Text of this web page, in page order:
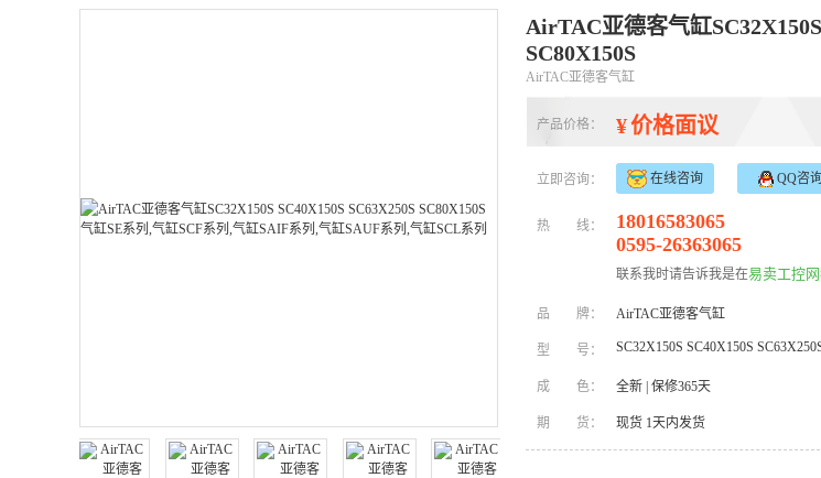
AirTAC亚德客气缸
SC80X150S
AirTAC亚德客气缸
产品价格： ¥价格面议
立即咨询： 在线咨询 QQ咨
热 线：
18016583065
0595-26363065
联系我时请告诉我是在易卖工控网
品 牌： AirTAC亚德客气缸
型 号： SC32X150S SC40X150S
成 色： 全新 保修365天
期 货： 现货 1天内发货